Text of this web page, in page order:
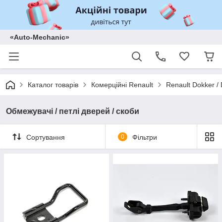
«Auto-Mechanic»
Каталог товарів Комерційні Renault Renault Dokker /
Обмежувачі / петлі дверей / скоби
Сортування 0 Фільтри